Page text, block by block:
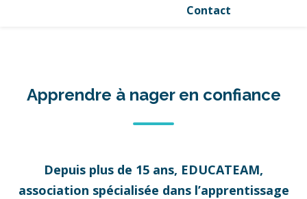
Contact
Apprendre à nager en confiance
Depuis plus de 15 ans, EDUCATEAM,
association spécialisée dans l’apprentissage